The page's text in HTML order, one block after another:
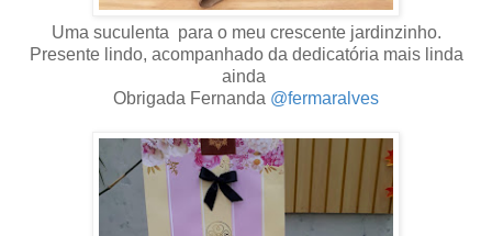
Uma suculenta para o meu crescente jardinzinho.
Presente lindo, acompanhado da dedicatória mais linda
ainda
Obrigada Fernanda @fermaralves